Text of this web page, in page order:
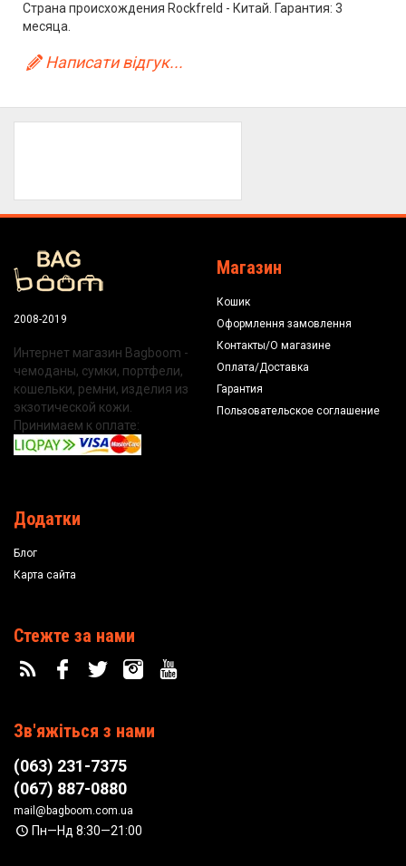
Страна происхождения Rockfreld - Китай. Гарантия: 3
месяца.
Написати відгук...
2008-2019
Интернет магазин Bagboom -
чемоданы, сумки, портфели,
кошельки, ремни, изделия из
экзотической кожи.
Принимаем к оплате:
Магазин
Кошик
Оформлення замовлення
Контакты/О магазине
Оплата/Доставка
Гарантия
Пользовательское соглашение
Додатки
Блог
Карта сайта
Стежте за нами
Зв'яжіться з нами
(063) 231-7375
(067) 887-0880
mail@bagboom.com.ua
Пн—Нд 8:30—21:00